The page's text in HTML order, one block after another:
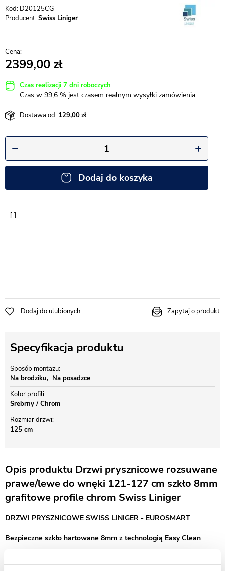
D20125CG
Producent:Swiss Liniger
2399,00
Czas realizacji 7 dni roboczych
Czas w 99,6 % jest czasem realnym wysyłki zamówienia.
Dostawa od: 129,00
Dodaj do koszyka
Dodaj do ulubionych Zapytaj o produkt
Specyfikacja produktu
Sposób montażu
Na brodziku
Na posadzce
Kolor profili
Srebrny / Chrom
Rozmiar drzwi
125 cm
Opis produktu Drzwi prysznicowe rozsuwane
prawe/lewe do wnęki 121-127 cm szkło 8mm
grafitowe profile chrom Swiss Liniger
DRZWI PRYSZNICOWE SWISS LINIGER - EUROSMART
Bezpieczne szkło hartowane 8mm z technologią Easy Clean
grafitowe, nowoczesny design i trwałość